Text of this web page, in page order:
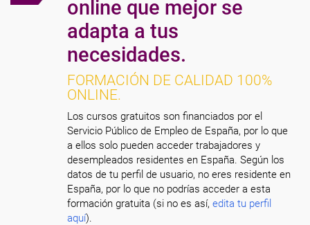
online que mejor se
adapta a tus
necesidades.
FORMACIÓN DE CALIDAD 100%
ONLINE.
Los cursos gratuitos son financiados por el
Servicio Público de Empleo de España, por lo que
a ellos solo pueden acceder trabajadores y
desempleados residentes en España. Según los
datos de tu perfil de usuario, no eres residente en
España, por lo que no podrías acceder a esta
formación gratuita (si no es así,edita tu perfil
aquí).